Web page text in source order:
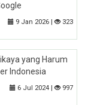
9 Jan 2026 | 323
yang Harum
Indonesia
6 Jul 2024 | 997